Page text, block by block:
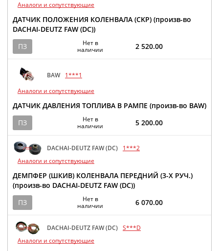
Аналоги и сопутствующие
ДАТЧИК ПОЛОЖЕНИЯ КОЛЕНВАЛА (CKP) (произв-во
DACHAI-DEUTZ FAW (DC))
ПЗ
Нет в
наличии
2 520.00
BAW
1***1
Аналоги и сопутствующие
ДАТЧИК ДАВЛЕНИЯ ТОПЛИВА В РАМПЕ (произв-во BAW)
ПЗ
Нет в
наличии
5 200.00
DACHAI-DEUTZ FAW (DC)
1***2
Аналоги и сопутствующие
ДЕМПФЕР (ШКИВ) КОЛЕНВАЛА ПЕРЕДНИЙ (3-Х РУЧ.)
(произв-во DACHAI-DEUTZ FAW (DC))
ПЗ
Нет в
наличии
6 070.00
DACHAI-DEUTZ FAW (DC) S***D
Аналоги и сопутствующие